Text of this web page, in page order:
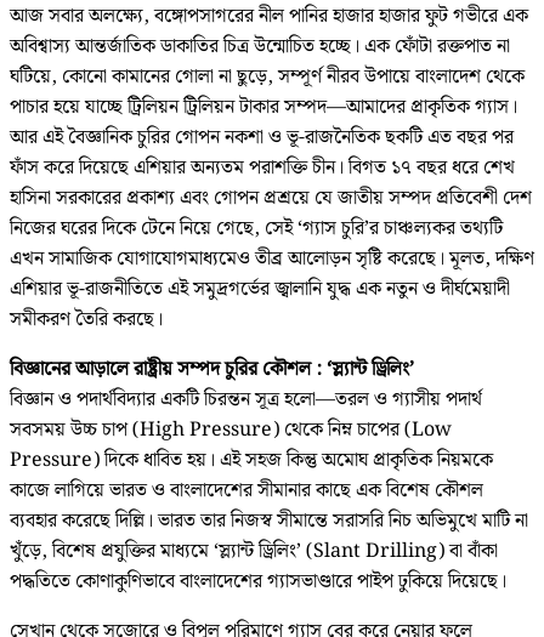
আজ সবার অলক্ষ্যে, বঙ্গোপসাগরের নীল পানির হাজার হাজার ফুট গভীরে এক
অবিশ্বাস্য আন্তর্জাতিক ডাকাতির চিত্র উন্মোচিত হচ্ছে। এক ফোঁটা রক্তপাত না
ঘটিয়ে, কোনো কামানের গোলা না ছুড়ে, সম্পূর্ণ নীরব উপায়ে বাংলাদেশ থেকে
পাচার হয়ে যাচ্ছে ট্রিলিয়ন ট্রিলিয়ন টাকার সম্পদ—আমাদের প্রাকৃতিক গ্যাস।
আর এই বৈজ্ঞানিক চুরির গোপন নকশা ও ভূ-রাজনৈতিক ছকটি এত বছর পর
ফাঁস করে দিয়েছে এশিয়ার অন্যতম পরাশক্তি চীন। বিগত ১৭ বছর ধরে শেখ
হাসিনা সরকারের প্রকাশ্য এবং গোপন প্রশ্রয়ে যে জাতীয় সম্পদ প্রতিবেশী দেশ
নিজের ঘরের দিকে টেনে নিয়ে গেছে, সেই ‘গ্যাস চুরি’র চাঞ্চল্যকর তথ্যটি
এখন সামাজিক যোগাযোগমাধ্যমেও তীব্র আলোড়ন সৃষ্টি করেছে। মূলত, দক্ষিণ
এশিয়ার ভূ-রাজনীতিতে এই সমুদ্রগর্ভের জ্বালানি যুদ্ধ এক নতুন ও দীর্ঘমেয়াদী
সমীকরণ তৈরি করছে।
বিজ্ঞানের আড়ালে রাষ্ট্রীয় সম্পদ চুরির কৌশল : ‘স্ল্যান্ট ড্রিলিং’
বিজ্ঞান ও পদার্থবিদ্যার একটি চিরন্তন সূত্র হলো—তরল ও গ্যাসীয় পদার্থ
সবসময় উচ্চ চাপ (High Pressure) থেকে নিম্ন চাপের (Low
Pressure) দিকে ধাবিত হয়। এই সহজ কিন্তু অমোঘ প্রাকৃতিক নিয়মকে
কাজে লাগিয়ে ভারত ও বাংলাদেশের সীমানার কাছে এক বিশেষ কৌশল
ব্যবহার করেছে দিল্লি। ভারত তার নিজস্ব সীমান্তে সরাসরি নিচ অভিমুখে মাটি না
খুঁড়ে, বিশেষ প্রযুক্তির মাধ্যমে ‘স্ল্যান্ট ড্রিলিং’ (Slant Drilling) বা বাঁকা
পদ্ধতিতে কোণাকুণিভাবে বাংলাদেশের গ্যাসভাণ্ডারে পাইপ ঢুকিয়ে দিয়েছে।